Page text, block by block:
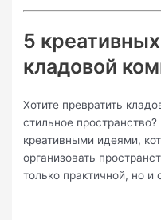
5
кладовой
Хотите превратить
стильное
креативными идеями,
организовать
только практичной, но и